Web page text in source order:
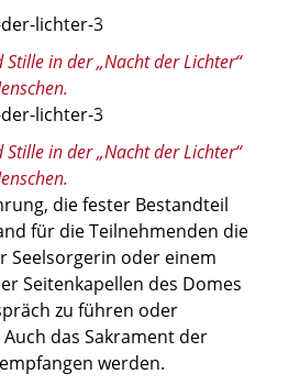
© Tim Sprenger / Erzbistum Paderborn
in der „Nacht der Lichter“
© Tim Sprenger / Erzbistum Paderborn
in der „Nacht der Lichter“
die fester Bestandteil
für die Teilnehmenden die
Seelsorgerin oder einem
Seitenkapellen des Domes
zu führen oder
das Sakrament der
werden.